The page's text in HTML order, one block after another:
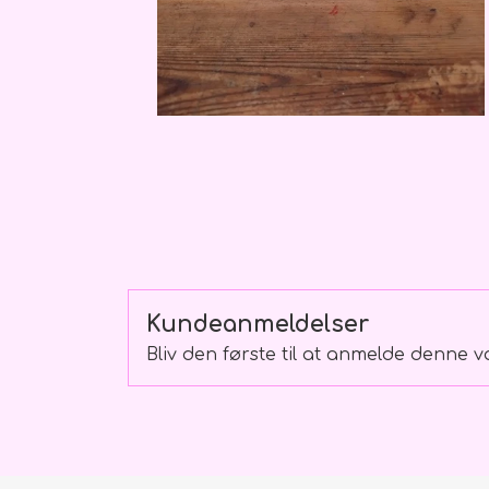
Buket skilte
Bamser
Ballon
Kundeanmeldelser
Bliv den første til at anmelde denne